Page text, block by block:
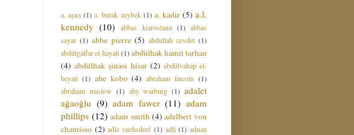
a. aşıcı (1) a. burak zeybek (1) a. kadir (5) a.l.
kennedy (10) abbas kiarostami (1) abbas
sayar (1) abbe pierre (5) abdullah cevdet (1)
abdülgaffar el-hayati(1)abdülhak hamit tarhan
(4) abdülhak şinasi hisar (2) abdülvahap el-
beyati (1) abe kobo (4) abraham lincoln (1)
abraham maslow (1) aby warburg (1) adalet
ağaoğlu (9) adam fawer (11) adam
phillips (12) adam smith (4) adelbert von
chamisso (2) adie suehsdorf (1) adli (1) adnan